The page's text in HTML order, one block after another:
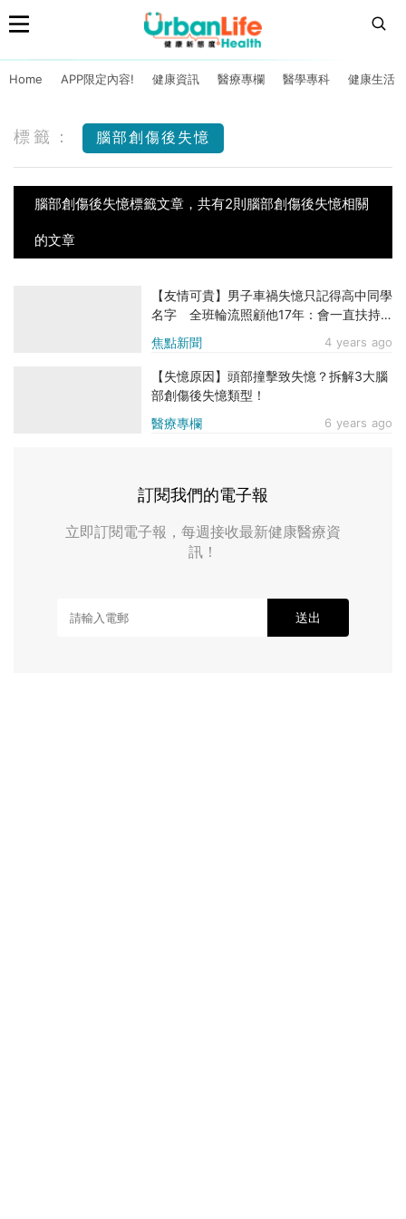
Home APP限定內容! 健康資訊 醫療專欄 醫學專科 健康生活
標籤： 腦部創傷後失憶
腦部創傷後失憶標籤文章，共有2則腦部創傷後失憶相關
的文章
焦點新聞 4 years ago
【友情可貴】男子車禍失憶只記得高中同學
名字 全班輪流照顧他17年：會一直扶持
他到終老
醫療專欄 6 years ago
【失憶原因】頭部撞擊致失憶？拆解3大腦
部創傷後失憶類型！
訂閱我們的電子報
立即訂閱電子報，每週接收最新健康醫療資
訊！
送出